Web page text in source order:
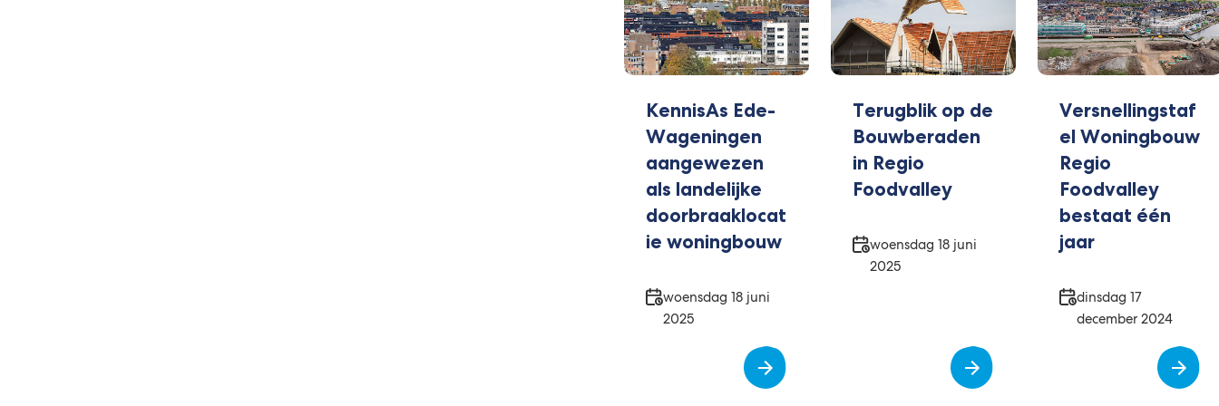
KennisAs Ede-
Wageningen
aangewezen
als landelijke
doorbraaklocat
ie woningbouw
Datum
woensdag 18 juni
2025
Terugblik op de
Bouwberaden
in Regio
Foodvalley
Datum
woensdag 18 juni
2025
Versnellingstaf
el Woningbouw
Regio
Foodvalley
bestaat één
jaar
Datum
dinsdag 17
december 2024